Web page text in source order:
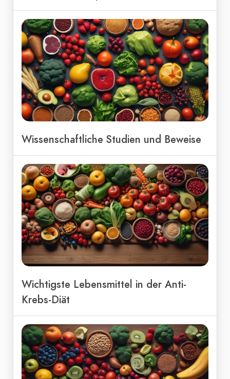
Wissenschaftliche Studien und Beweise
Wichtigste Lebensmittel in der Anti-
Krebs-Diät